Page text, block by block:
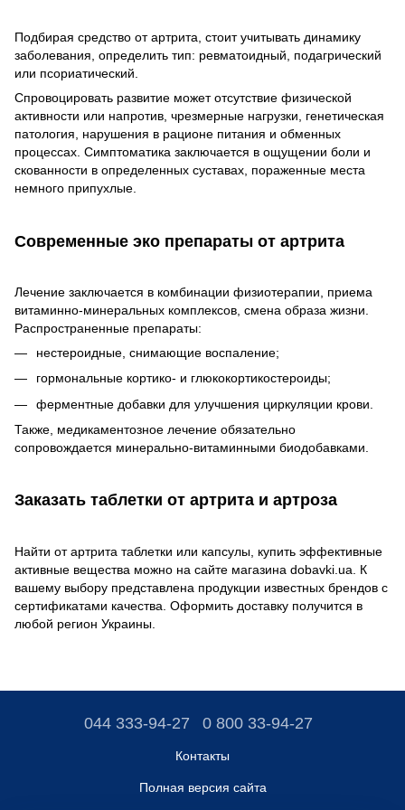
Подбирая средство от артрита, стоит учитывать динамику
заболевания, определить тип: ревматоидный, подагрический
или псориатический.
Спровоцировать развитие может отсутствие физической
активности или напротив, чрезмерные нагрузки, генетическая
патология, нарушения в рационе питания и обменных
процессах. Симптоматика заключается в ощущении боли и
скованности в определенных суставах, пораженные места
немного припухлые.
Современные эко препараты от артрита
Лечение заключается в комбинации физиотерапии, приема
витаминно-минеральных комплексов, смена образа жизни.
Распространенные препараты:
нестероидные, снимающие воспаление;
гормональные кортико- и глюкокортикостероиды;
ферментные добавки для улучшения циркуляции крови.
Также, медикаментозное лечение обязательно
сопровождается минерально-витаминными биодобавками.
Заказать таблетки от артрита и артроза
Найти от артрита таблетки или капсулы, купить эффективные
активные вещества можно на сайте магазина dobavki.ua. К
вашему выбору представлена продукции известных брендов с
сертификатами качества. Оформить доставку получится в
любой регион Украины.
044 333-94-27 0 800 33-94-27
Контакты
Полная версия сайта